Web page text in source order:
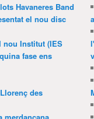
Havaneres Band
el nou disc
nou Institut (IES
fase ens
des